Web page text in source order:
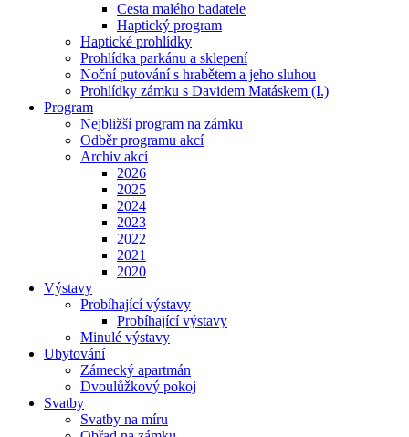
Cesta malého badatele
Haptický program
Haptické prohlídky
Prohlídka parkánu a sklepení
Noční putování s hrabětem a jeho sluhou
Prohlídky zámku s Davidem Matáskem (I.)
Program
Nejbližší program na zámku
Odběr programu akcí
Archiv akcí
2026
2025
2024
2023
2022
2021
2020
Výstavy
Probíhající výstavy
Probíhající výstavy
Minulé výstavy
Ubytování
Zámecký apartmán
Dvoulůžkový pokoj
Svatby
Svatby na míru